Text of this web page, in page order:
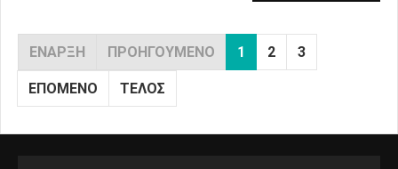
ΈΝΑΡΞΗ ΠΡΟΗΓΟΎΜΕΝΟ 1 2 3
ΕΠΌΜΕΝΟ ΤΈΛΟΣ